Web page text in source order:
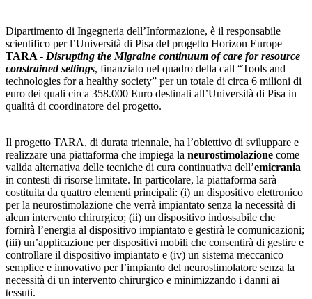
Dipartimento di Ingegneria dell’Informazione, è il responsabile
scientifico per l’Università di Pisa del progetto Horizon Europe
TARA - Disrupting the Migraine continuum of care for resource
constrained settings, finanziato nel quadro della call “Tools and
technologies for a healthy society” per un totale di circa 6 milioni di
euro dei quali circa 358.000 Euro destinati all’Università di Pisa in
qualità di coordinatore del progetto.
Il progetto TARA, di durata triennale, ha l’obiettivo di sviluppare e
realizzare una piattaforma che impiega la neurostimolazione come
valida alternativa delle tecniche di cura continuativa dell’emicrania
in contesti di risorse limitate. In particolare, la piattaforma sarà
costituita da quattro elementi principali: (i) un dispositivo elettronico
per la neurostimolazione che verrà impiantato senza la necessità di
alcun intervento chirurgico; (ii) un dispositivo indossabile che
fornirà l’energia al dispositivo impiantato e gestirà le comunicazioni;
(iii) un’applicazione per dispositivi mobili che consentirà di gestire e
controllare il dispositivo impiantato e (iv) un sistema meccanico
semplice e innovativo per l’impianto del neurostimolatore senza la
necessità di un intervento chirurgico e minimizzando i danni ai
tessuti.